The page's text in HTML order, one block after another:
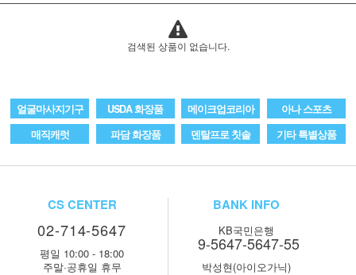
검색된 상품이 없습니다.
얼굴마사지기구 USDA 화장품 메이크업코리아
아나 스포츠
매직캐럿
파담 화장품 덴탈프로 칫솔 기타 특별상품
CS CENTER
02-714-5647
평일 10:00 - 18:00
주말·공휴일 휴무
BANK INFO
KB국민은행
9-5647-5647-55
박성현(아이오가닉)